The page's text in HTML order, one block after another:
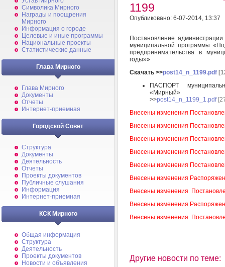
Символика Мирного
Награды и поощрения
Мирного
Информация о городе
Целевые и иные программы
Национальные проекты
Статистические данные
Глава Мирного
Глава Мирного
Документы
Отчеты
Интернет-приемная
Городской Совет
Структура
Документы
Деятельность
Отчеты
Проекты документов
Публичные слушания
Информация
Интернет-приемная
КСК Мирного
Общая информация
Структура
Деятельность
Проекты документов
Новости и объявления
1199
Опубликовано: 6-07-2014, 13:37
Постановление
муниципальной программы
предпринимательства в
годы»»
Скачать >>post14_n_1199.pdf
ПАСПОРТ
«Мирный»
>>post14_n_1199_1.pdf
Внесены изменения
Внесены изменения
Внесены изменения
Внесены изменения
Внесены изменения
Внесены изменения
Внесены изменения
Внесены изменения
Внесены изменения
Другие новости по теме: